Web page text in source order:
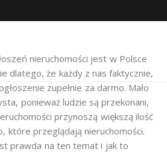
nieruchomości jest w Polsce
dlatego, że każdy z nas faktycznie,
zupełnie za darmo. Mało
ponieważ ludzie są przekonani,
przynoszą większą ilość
które przeglądają nieruchomości.
prawda na ten temat i jak to